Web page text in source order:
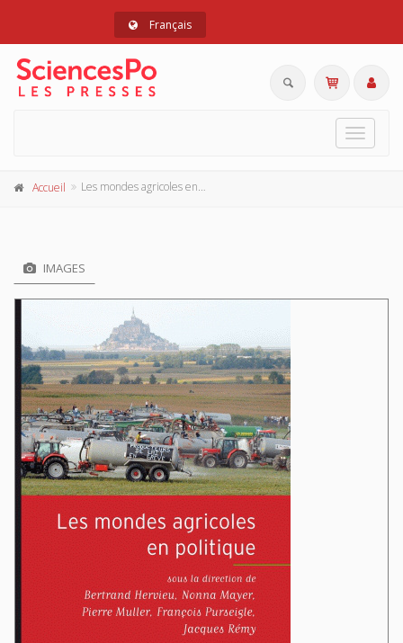
Français
Toggle
Accueil Les mondes agricoles en politique
IMAGES